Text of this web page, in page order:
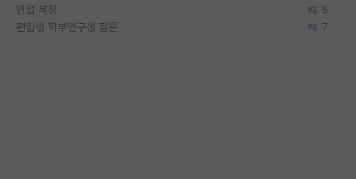
면접 복장 5
편입생 학부연구생 질문 7